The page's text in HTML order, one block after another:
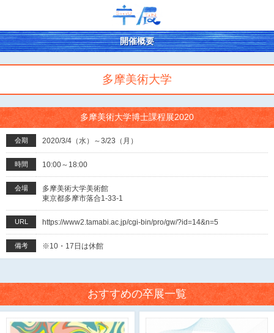
開催概要
多摩美術大学
多摩美術大学博士課程展2020
会期 2020/3/4（水）～3/23（月）
時間 10:00～18:00
会場
多摩美術大学美術館
東京都多摩市落合1-33-1
URL https://www2.tamabi.ac.jp/cgi-bin/pro/gw/?id=14&n=5
備考 ※10・17日は休館
おすすめの卒展一覧